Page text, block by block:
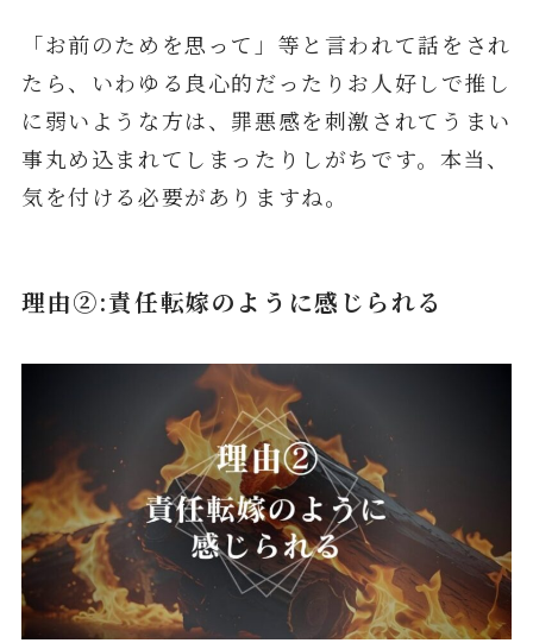
「お前のためを思って」等と言われて話をされ
たら、いわゆる良心的だったりお人好しで推し
に弱いような方は、罪悪感を刺激されてうまい
事丸め込まれてしまったりしがちです。本当、
気を付ける必要がありますね。
理由②:責任転嫁のように感じられる